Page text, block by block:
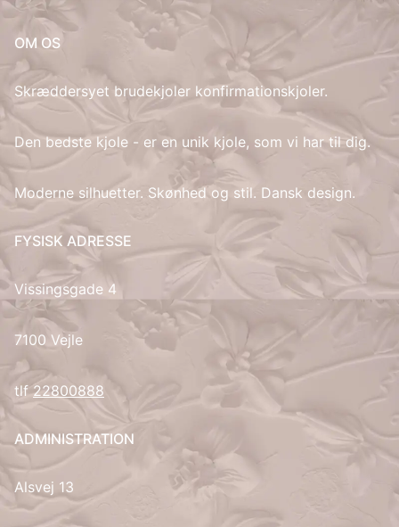
LV
NO
PT
OM OS
Skræddersyet brudekjoler konfirmationskjoler.
Den bedste kjole - er en unik kjole, som vi har til dig.
Moderne silhuetter. Skønhed og stil. Dansk design.
FYSISK ADRESSE
Vissingsgade 4
7100 Vejle
tlf22800888
ADMINISTRATION
Alsvej 13